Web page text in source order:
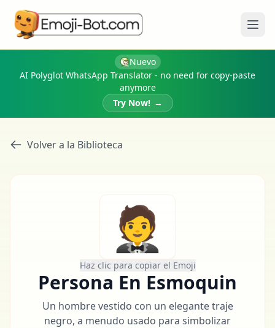
Nuevo
AI Polyglot WhatsApp Translator - no need for copy-paste
anymore
Try Now! →
Volver a la Biblioteca
🤵
Haz clic para copiar el Emoji
Persona En Esmoquin
Un hombre vestido con un elegante traje
negro, a menudo usado para simbolizar